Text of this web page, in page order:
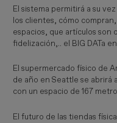
El sistema permitirá a su
los clientes, cómo
espacios, que artículos son
fidelización,.. el BIG DATa
El supermercado físico de
de año en Seattle se abrirá
con un espacio de 167
El futuro de las tiendas